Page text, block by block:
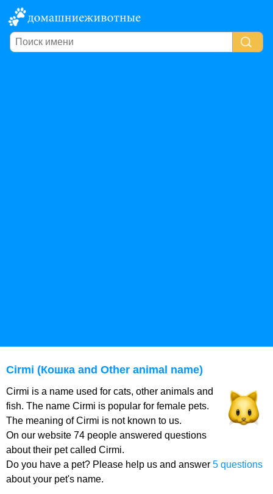
Cirmi (Кошка and Other animal name)
Cirmi is a name used for cats, other animals and
fish. The name Cirmi is popular for female pets.
The meaning of Cirmi is not known to us.
On our website 74 people answered questions
about their pet called Cirmi.
Do you have a pet? Please help us and answer 5 questions
about your pet's name.